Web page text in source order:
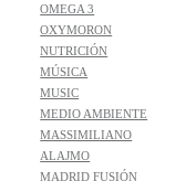
OMEGA 3
OXYMORON
NUTRICIÓN
MÚSICA
MUSIC
MEDIO AMBIENTE
MASSIMILIANO
ALAJMO
MADRID FUSIÓN